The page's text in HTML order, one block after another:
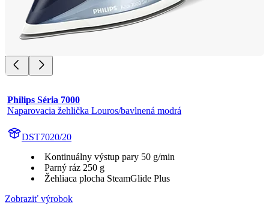
Philips Séria 7000
Naparovacia žehlička Louros/bavlnená modrá
DST7020/20
Kontinuálny výstup pary 50 g/min
Parný ráz 250 g
Žehliaca plocha SteamGlide Plus
Zobraziť výrobok